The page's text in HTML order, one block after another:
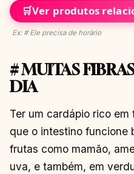
🛒Ver produtos
Ex: # Ele precisa de horário
# MUITAS
DIA
Ter um cardápio rico
que o intestino funcione
frutas como mamão,
uva, e também, em